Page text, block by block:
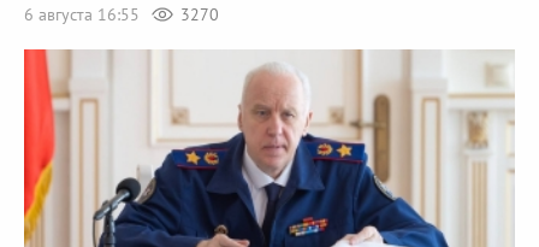
6 августа 16:55
3270